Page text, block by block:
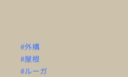
#外構
#屋根
#ルーガ